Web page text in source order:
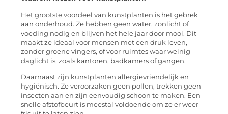
Het grootste voordeel van kunstplanten is het gebrek
aan onderhoud. Ze hebben geen water, zonlicht of
voeding nodig en blijven het hele jaar door mooi. Dit
maakt ze ideaal voor mensen met een druk leven,
zonder groene vingers, of voor ruimtes waar weinig
daglicht is, zoals kantoren, badkamers of gangen.
Daarnaast zijn kunstplanten allergievriendelijk en
hygiënisch. Ze veroorzaken geen pollen, trekken geen
insecten aan en zijn eenvoudig schoon te maken. Een
snelle afstofbeurt is meestal voldoende om ze er weer